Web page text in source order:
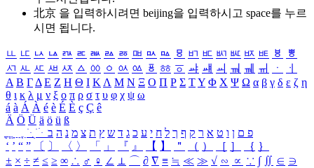
北京 을 입력하시려면 beijing을 입력하시고 space를 누르
시면 됩니다.
ㅥ ㅦ ㅧ ㅨ ㅩ ㅪ ㅫ ㅬ ㅭ ㅮ ㅯ ㅰ ㅱ ㅲ ㅳ ㅴ ㅵ ㅶ ㅷ ㅸ
ㅹ
ㅺ ㅻ ㅼ ㅽ ㅾ ㅿ ㆀ ㆁ ㆂ ㆃ ㆄ ㆅ ㆆ ㆇ ㆈ ㆉ ㆊ ㆋ ㆌ ㆍ
ㆎ
Α Β ΓΔ Ε Ζ Η Θ Ι ΚΛ Μ Ν Ξ Ο Π Ρ Σ ΤΥ Φ Χ Ψ Ω α β γ δ ε ζ η
θ ι κ λ μ ν ξ ο π ρ σ τ υ φ χ ψ ω
á à Á À é è É È ç Ç ê
Ä Ö Ü ä ö ü ß
ִֶֹ ֻּ ׁׂ פ ם ן ו ט א ר ק ף ך ל ח י ע כ ג ד ש ץ ת צ מ נ ה ב
‘ ’ “ ” 〔 〕 〈 〉 「 」 『 』 【 】 ＂ （ ） ［ ］ ｛ ｝
± × ÷ ≠ ≤ ≥ ∞ ∴ ♂ ♀ ∠ ⊥ ⌒ ∂ ∇ ≡ ≒ ≪ ≫ √ ∽ ∝ ∵ ∫ ∬ ∈ ∋